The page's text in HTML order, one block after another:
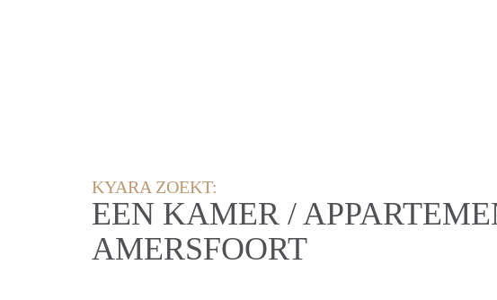
KYARA ZOEKT:
EEN KAMER /
AMERSFOORT